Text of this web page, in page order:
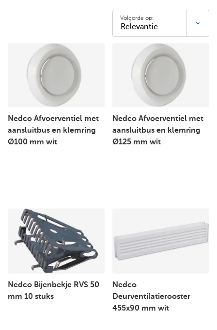
Volgorde op:
Nedco Afvoerventiel met
aansluitbus en klemring
Ø100 mm wit
Nedco Afvoerventiel met
aansluitbus en klemring
Ø125 mm wit
Nedco Bijenbekje RVS 50
mm 10 stuks
Nedco
Deurventilatierooster
455x90 mm wit